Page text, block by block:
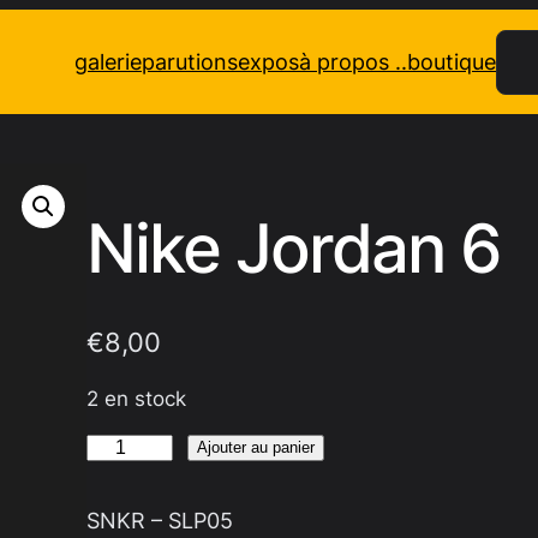
galerieparutionsexposà propos ..boutique
Nike Jordan 6
€8,00
2 en stock
quantité
Nike
Ajouter au panier
SNKR – SLP05